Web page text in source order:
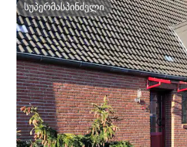
სუპერმასპინძელი
სუპერმასპინძელი